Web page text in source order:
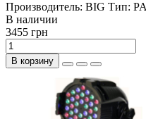
Производитель: BIG Тип:
В наличии
3455 грн
В корзину